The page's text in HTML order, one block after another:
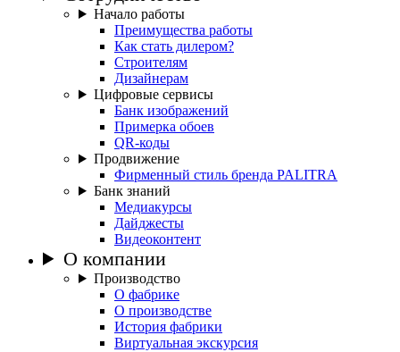
Начало работы
Преимущества работы
Как стать дилером?
Строителям
Дизайнерам
Цифровые сервисы
Банк изображений
Примерка обоев
QR-коды
Продвижение
Фирменный стиль бренда PALITRA
Банк знаний
Медиакурсы
Дайджесты
Видеоконтент
О компании
Производство
О фабрике
О производстве
История фабрики
Виртуальная экскурсия